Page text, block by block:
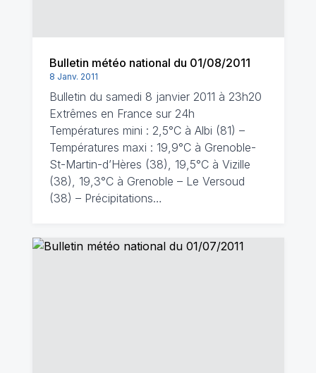
Bulletin météo national du 01/08/2011
8 Janv. 2011
Bulletin du samedi 8 janvier 2011 à 23h20
Extrêmes en France sur 24h
Températures mini : 2,5°C à Albi (81) –
Températures maxi : 19,9°C à Grenoble-
St-Martin-d’Hères (38), 19,5°C à Vizille
(38), 19,3°C à Grenoble – Le Versoud
(38) – Précipitations…